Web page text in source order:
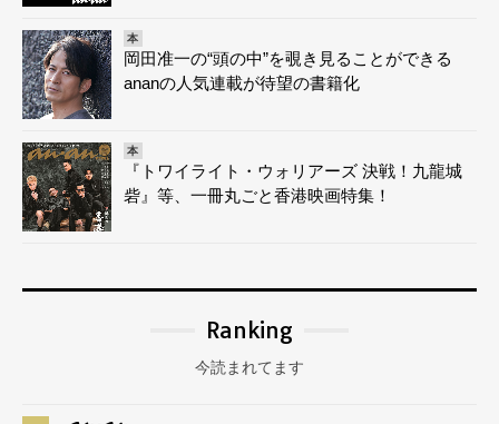
本
岡田准一の“頭の中”を覗き見ることができる
ananの人気連載が待望の書籍化
本
『トワイライト・ウォリアーズ 決戦！九龍城
砦』等、一冊丸ごと香港映画特集！
Ranking
今読まれてます